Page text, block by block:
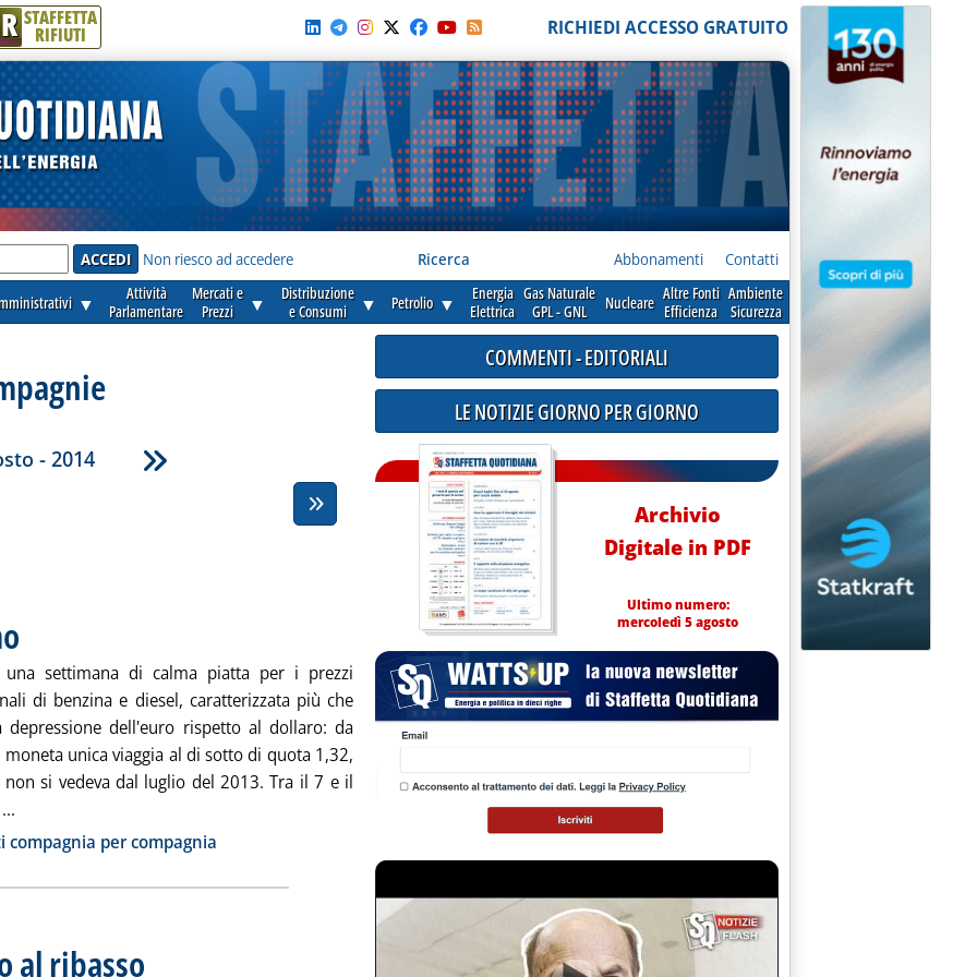
R STAFFETTA
RIFIUTI RICHIEDI ACCESSO GRATUITO
Non riesco ad accedere Ricerca Abbonamenti Contatti
▼
Attività
Parlamentare
Mercati e
Prezzi
▼
Distribuzione
e Consumi
▼ Petrolio ▼
Energia
Elettrica
Gas Naturale
GPL - GNL
Nucleare Altre Fonti
Efficienza
Ambiente
Sicurezza
- 2014
una settimana di calma piatta per i prezzi
di benzina e diesel, caratterizzata più che
depressione dell'euro rispetto al dollaro: da
unica viaggia al di sotto di quota 1,32,
non si vedeva dal luglio del 2013. Tra il 7 e il
compagnia per compagnia
al ribasso
COMMENTI - EDITORIALI
LE NOTIZIE GIORNO PER GIORNO
Archivio
Digitale in PDF
Ultimo numero:
mercoledì 5 agosto